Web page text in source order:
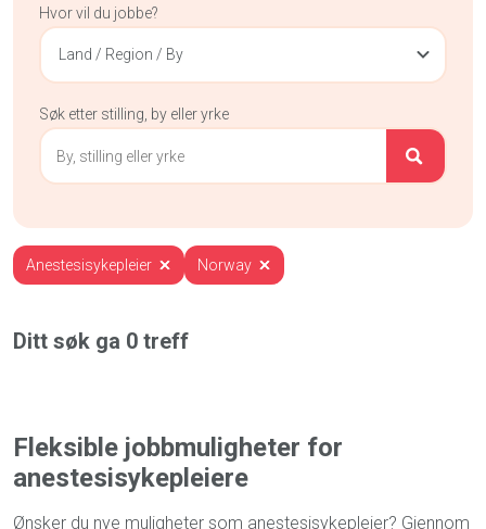
Hvor vil du jobbe?
Land / Region / By
Søk etter stilling, by eller yrke
Anestesisykepleier Norway
Ditt søk ga 0 treff
Fleksible jobbmuligheter for
anestesisykepleiere
Ønsker du nye muligheter som anestesisykepleier? Gjennom